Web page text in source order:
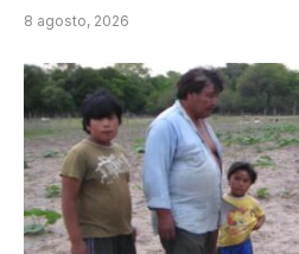
8 agosto, 2026